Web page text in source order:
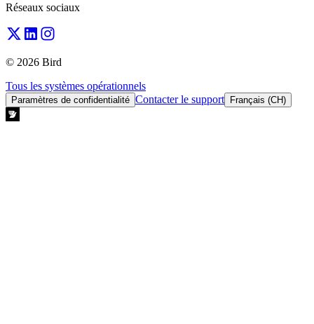
Réseaux sociaux
© 2026 Bird
Tous les systèmes opérationnels
Paramètres de confidentialité Contacter le support Français (CH)